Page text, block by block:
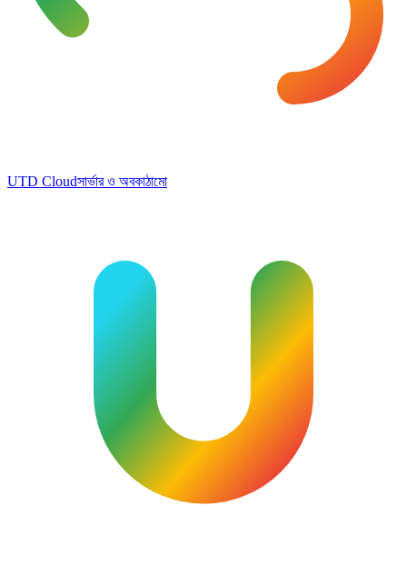
UTD Cloudসার্ভার ও অবকাঠামো